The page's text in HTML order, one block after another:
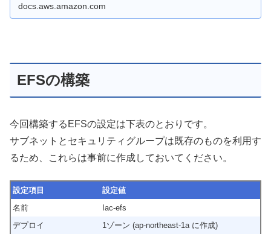
docs.aws.amazon.com
EFSの構築
今回構築するEFSの設定は下表のとおりです。
サブネットとセキュリティグループは既存のものを利用す
るため、これらは事前に作成しておいてください。
設定項目
設定値
名前
Iac-efs
デプロイ
1ゾーン (ap-northeast-1a に作成)